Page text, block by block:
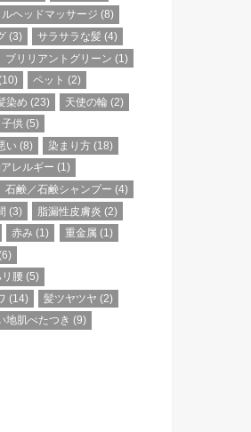
ルヘッドマッサージ (8)
(3) サラサラな髪 (4)
ブリリアントグリーン (1)
ペット (2)
染め (23) 天使の輪 (2)
子供 (5)
い (8) 染まり方 (18)
レルギー (1)
石鹸／石鹸シャンプー (4)
(3) 脂漏性皮膚炎 (2)
赤み (1) 重金属 (1)
腰 (5)
(14) 髪ツヤツヤ (2)
地肌べたつき (9)